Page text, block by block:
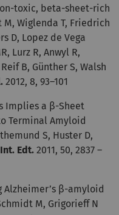
toxic, beta-sheet-rich
Wiglenda T, Friedrich
D, Lopez de Vega
Lurz R, Anwyl R,
B, Günther S, Walsh
2012, 8, 93–101
Implies a β-Sheet
Terminal Amyloid
S, Huster D,
Edt. 2011, 50, 2837 –
β-amyloid
M, Grigorieff N